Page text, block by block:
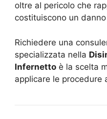
oltre al pericolo che
costituiscono un
Richiedere una
specializzata nella
Infernetto è la scelta
applicare le procedure